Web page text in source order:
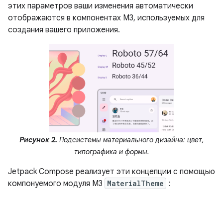
этих параметров ваши изменения автоматически
отображаются в компонентах M3, используемых для
создания вашего приложения.
Рисунок 2. Подсистемы материального дизайна: цвет,
типографика и формы.
Jetpack Compose реализует эти концепции с помощью
компонуемого модуля M3 MaterialTheme :